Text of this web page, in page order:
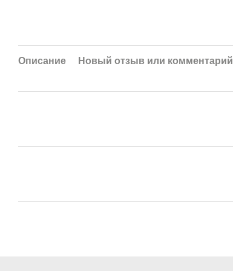
Описание Новый отзыв или комментарий